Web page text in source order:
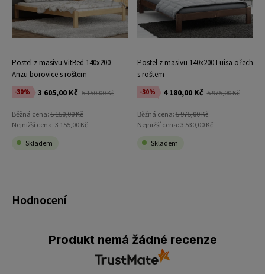
Hodnocení
Produkt nemá žádné recenze
Postel z masivu VitBed 140x200
Anzu borovice s roštem
-30% 3 605,00 Kč 5 150,00 Kč
Běžná cena: 5 150,00 Kč
Nejnižší cena: 3 155,00 Kč
Skladem
Postel z masivu 140x200 Luisa ořech
s roštem
-30% 4 180,00 Kč 5 975,00 Kč
Běžná cena:5 975,00 Kč
Nejnižší cena:3 530,00 Kč
Skladem